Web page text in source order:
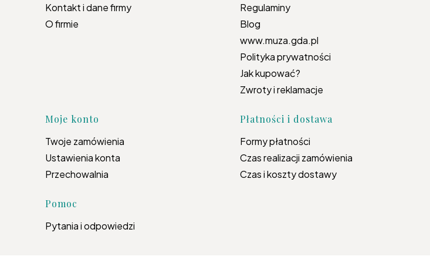
Kontakt i dane firmy
O firmie
Regulaminy
Blog
www.muza.gda.pl
Polityka prywatności
Jak kupować?
Zwroty i reklamacje
Moje konto
Twoje zamówienia
Ustawienia konta
Przechowalnia
Płatności i dostawa
Formy płatności
Czas realizacji zamówienia
Czas i koszty dostawy
Pomoc
Pytania i odpowiedzi